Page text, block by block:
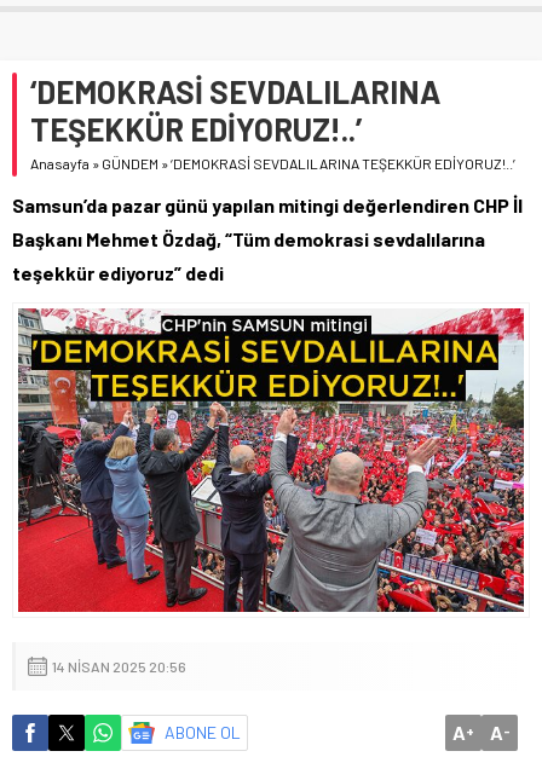
‘DEMOKRASİ SEVDALILARINA
TEŞEKKÜR EDİYORUZ!..’
Anasayfa » GÜNDEM »‘DEMOKRASİ SEVDALILARINA TEŞEKKÜR EDİYORUZ!..’
Samsun’da pazar günü yapılan mitingi değerlendiren CHP İl
Başkanı Mehmet Özdağ, “Tüm demokrasi sevdalılarına
teşekkür ediyoruz” dedi
14 NISAN 2025 20:56
ABONE OL A+ A-